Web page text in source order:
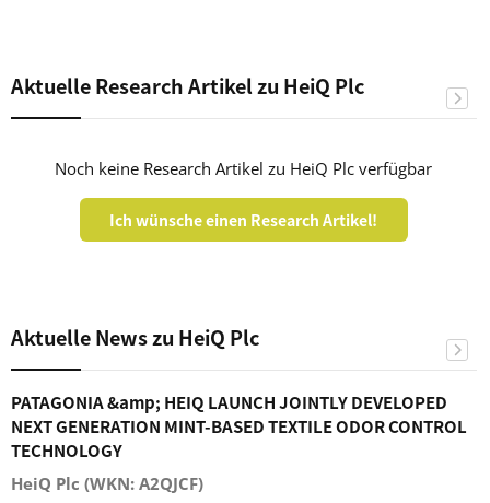
Aktuelle Research Artikel zu HeiQ Plc
Noch keine Research Artikel zu HeiQ Plc verfügbar
Ich wünsche einen Research Artikel!
Aktuelle News zu HeiQ Plc
PATAGONIA &amp; HEIQ LAUNCH JOINTLY DEVELOPED
NEXT GENERATION MINT-BASED TEXTILE ODOR CONTROL
TECHNOLOGY
HeiQ Plc (WKN: A2QJCF)